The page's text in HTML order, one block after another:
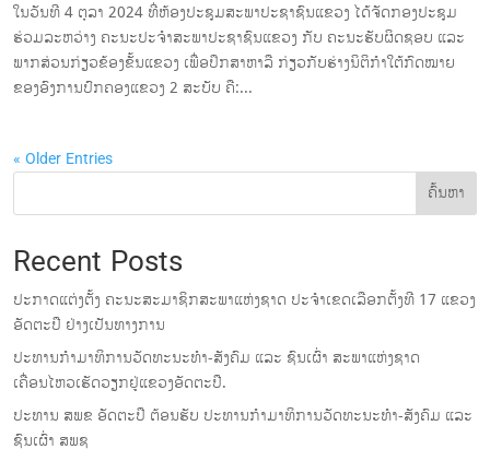
ໃນວັນທີ 4 ຕຸລາ 2024 ທີ່ຫ້ອງປະຊຸມສະພາປະຊາຊົນແຂວງ ໄດ້ຈັດກອງປະຊຸມ
ຮ່ວມລະຫວ່າງ ຄະນະປະຈໍາສະພາປະຊາຊົນແຂວງ ກັບ ຄະນະຮັບຜິດຊອບ ແລະ
ພາກສ່ວນກ່ຽວຂ້ອງຂັ້ນແຂວງ ເພື່ອປຶກສາຫາລື ກ່ຽວກັບຮ່າງນິຕິກໍາໃຕ້ກົດໝາຍ
ຂອງອົງການປົກຄອງແຂວງ 2 ສະບັບ ຄື:...
« Older Entries
ຄົ້ນຫາ
Recent Posts
ປະກາດແຕ່ງຕັ້ງ ຄະນະສະມາຊິກສະພາແຫ່ງຊາດ ປະຈຳເຂດເລືອກຕັ້ງທີ 17 ແຂວງ
ອັດຕະປື ຢ່າງເປັນທາງການ
ປະທານກໍາມາທິການວັດທະນະທໍາ-ສັງຄົມ ແລະ ຊົນເຜົ່າ ສະພາແຫ່ງຊາດ
ເຄື່ອນໄຫວເຮັດວຽກຢູ່ແຂວງອັດຕະປື.
ປະທານ ສພຂ ອັດຕະປື ຕ້ອນຮັບ ປະທານກໍາມາທິການວັດທະນະທໍາ-ສັງຄົມ ແລະ
ຊົນເຜົ່າ ສພຊ